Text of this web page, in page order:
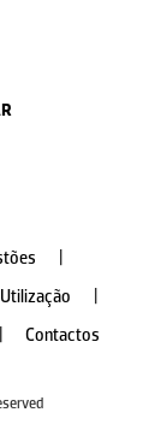
Contactos